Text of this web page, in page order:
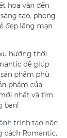
hoa văn đến
tạo, phong
đẹp lãng mạn
hướng thời
để giúp
phẩm phù
phẩm của
nhất và tìm
bạn!
trình tạo nên
cách Romantic.